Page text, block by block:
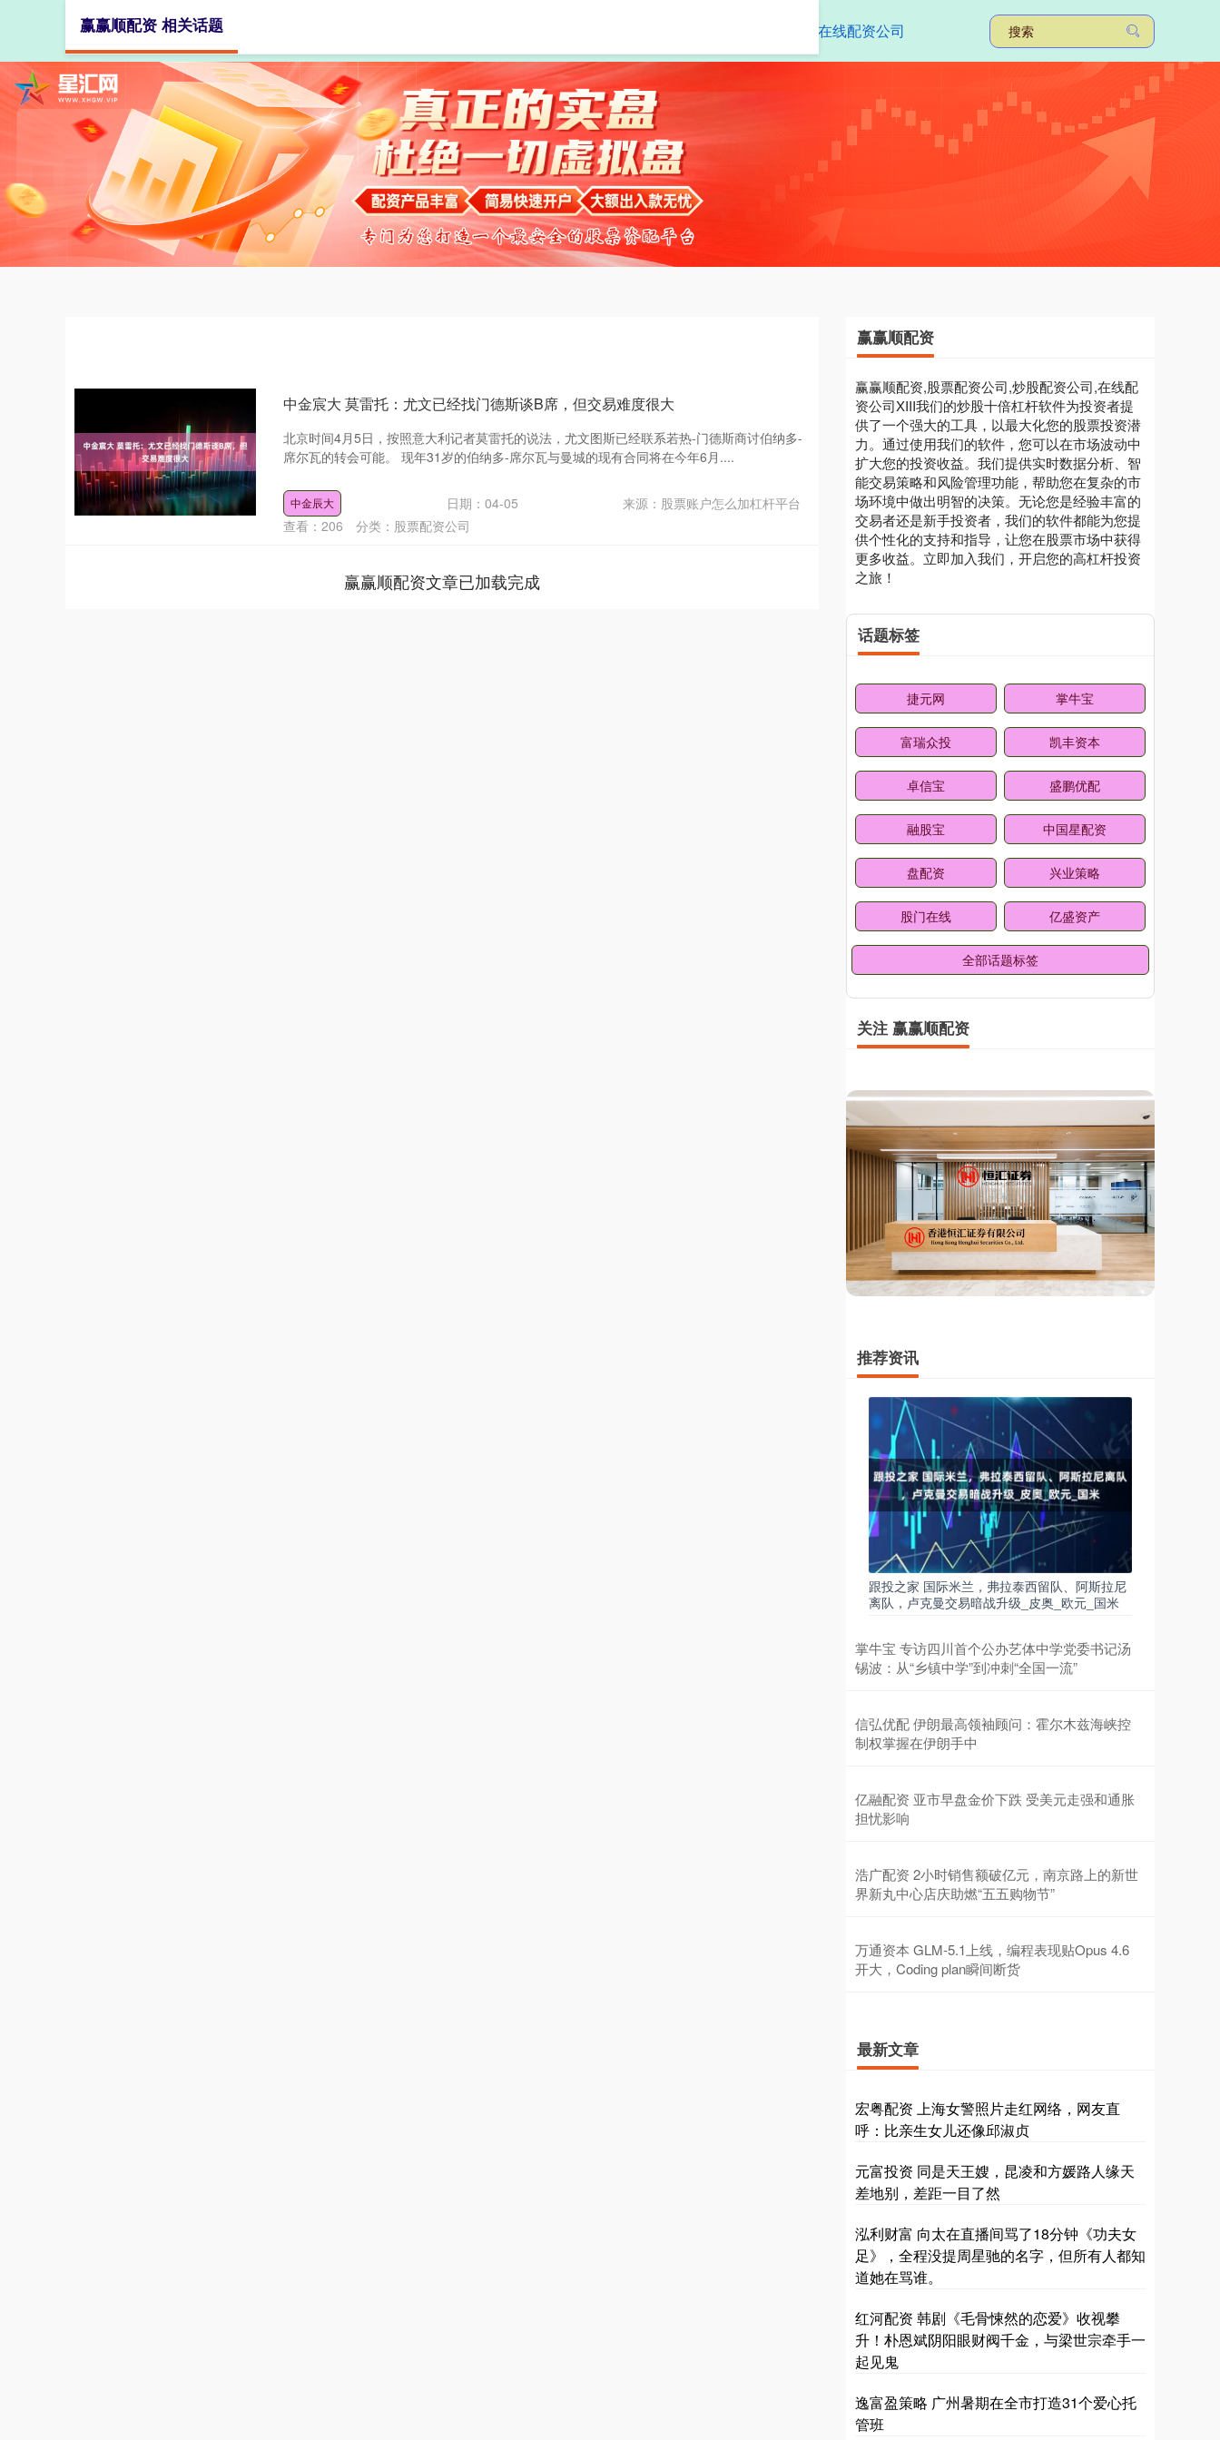
在线配资公司
赢赢顺配资 相关话题
中金宸大 莫雷托：尤文已经找门德斯谈B席，但交易难度很大
北京时间4月5日，按照意大利记者莫雷托的说法，尤文图斯已经联系若热-门德斯商讨伯纳多-
席尔瓦的转会可能。 现年31岁的伯纳多-席尔瓦与曼城的现有合同将在今年6月....
中金辰大 日期：04-05
来源：股票账户怎么加杠杆平台
查看： 206 分类： 股票配资公司
赢赢顺配资文章已加载完成
赢赢顺配资
赢赢顺配资,股票配资公司,炒股配资公司,在线配
资公司XIII‌我们的炒股十倍杠杆软件为投资者提
供了一个强大的工具，以最大化您的股票投资潜
力。通过使用我们的软件，您可以在市场波动中
扩大您的投资收益。我们提供实时数据分析、智
能交易策略和风险管理功能，帮助您在复杂的市
场环境中做出明智的决策。无论您是经验丰富的
交易者还是新手投资者，我们的软件都能为您提
供个性化的支持和指导，让您在股票市场中获得
更多收益。立即加入我们，开启您的高杠杆投资
之旅！
话题标签
捷元网 掌牛宝
富瑞众投 凯丰资本
卓信宝 盛鹏优配
融股宝 中国星配资
盘配资 兴业策略
股门在线 亿盛资产
全部话题标签
关注 赢赢顺配资
推荐资讯
跟投之家 国际米兰，弗拉泰西留队、阿斯拉尼
离队，卢克曼交易暗战升级_皮奥_欧元_国米
掌牛宝 专访四川首个公办艺体中学党委书记汤
锡波：从“乡镇中学”到冲刺“全国一流”
信弘优配 伊朗最高领袖顾问：霍尔木兹海峡控
制权掌握在伊朗手中
亿融配资 亚市早盘金价下跌 受美元走强和通胀
担忧影响
浩广配资 2小时销售额破亿元，南京路上的新世
界新丸中心店庆助燃“五五购物节”
万通资本 GLM-5.1上线，编程表现贴Opus 4.6
开大，Coding plan瞬间断货
最新文章
宏粤配资 上海女警照片走红网络，网友直
呼：比亲生女儿还像邱淑贞
元富投资 同是天王嫂，昆凌和方媛路人缘天
差地别，差距一目了然
泓利财富 向太在直播间骂了18分钟《功夫女
足》，全程没提周星驰的名字，但所有人都知
道她在骂谁。
红河配资 韩剧《毛骨悚然的恋爱》收视攀
升！朴恩斌阴阳眼财阀千金，与梁世宗牵手一
起见鬼
逸富盈策略 广州暑期在全市打造31个爱心托
管班